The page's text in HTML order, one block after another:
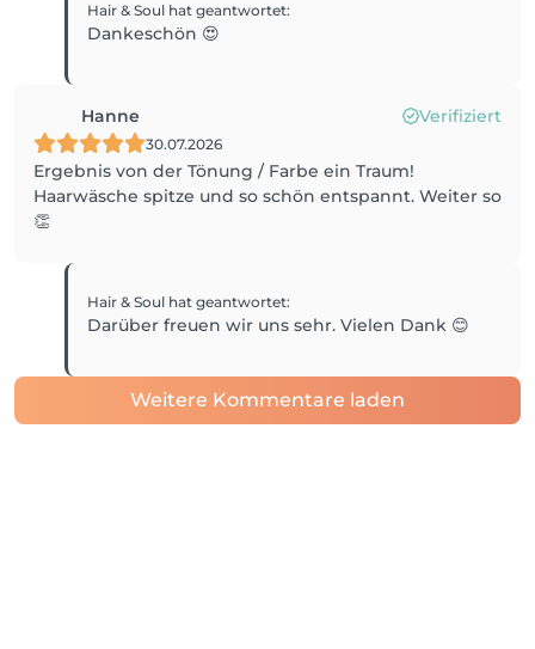
Hair & Soul hat geantwortet:
Dankeschön 😍
Hanne Verifiziert
30.07.2026
Ergebnis von der Tönung / Farbe ein Traum!
Haarwäsche spitze und so schön entspannt. Weiter so
👏
Hair & Soul hat geantwortet:
Darüber freuen wir uns sehr. Vielen Dank 😊
Weitere Kommentare laden